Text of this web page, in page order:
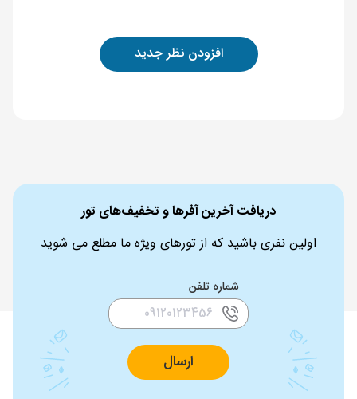
افزودن نظر جدید
دریافت آخرین آفرها و تخفیف‌های تور
اولین نفری باشید که از تورهای ویژه ما مطلع می شوید
شماره تلفن
ارسال